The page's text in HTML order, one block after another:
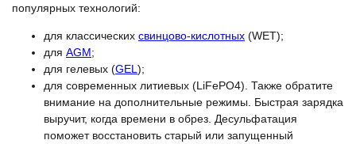
популярных технологий:
для классических свинцово-кислотных (WET);
для AGM;
для гелевых (GEL );
для современных литиевых (LiFePO4). Также обратите
внимание на дополнительные режимы. Быстрая зарядка
выручит, когда времени в обрез. Десульфатация
поможет восстановить старый или запущенный